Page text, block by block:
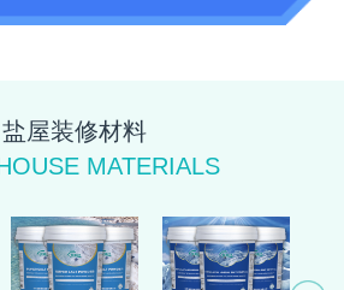
盐屋装修材料
MATERIALS